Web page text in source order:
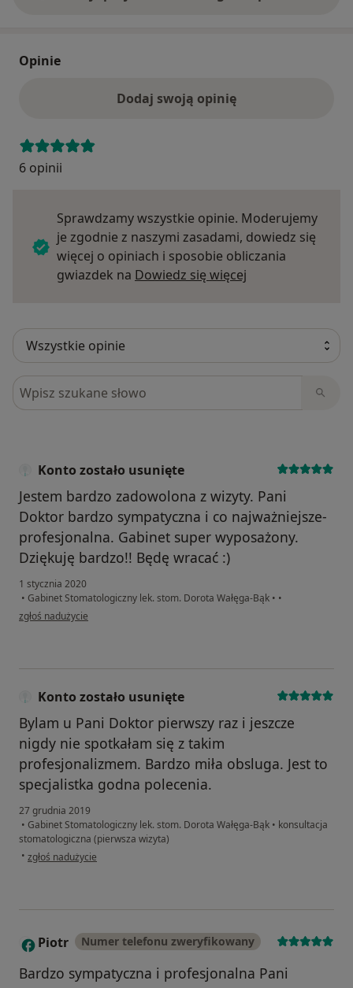
Opinie
Dodaj swoją opinię
6 opinii
Sprawdzamy wszystkie opinie. Moderujemy
je zgodnie z naszymi zasadami, dowiedz się
więcej o opiniach i sposobie obliczania
gwiazdek na Dowiedz się więcej
Szukaj w opiniach
Konto zostało usunięte
Jestem bardzo zadowolona z wizyty. Pani
Doktor bardzo sympatyczna i co najważniejsze-
profesjonalna. Gabinet super wyposażony.
Dziękuję bardzo!! Będę wracać :)
1 stycznia 2020
• Gabinet Stomatologiczny lek. stom. Dorota Wałęga-Bąk • •
w opinii użytkownika Konto zostało usunięte
zgłoś nadużycie
Konto zostało usunięte
Bylam u Pani Doktor pierwszy raz i jeszcze
nigdy nie spotkałam się z takim
profesjonalizmem. Bardzo miła obsluga. Jest to
specjalistka godna polecenia.
27 grudnia 2019
• Gabinet Stomatologiczny lek. stom. Dorota Wałęga-Bąk • konsultacja
stomatologiczna (pierwsza wizyta)
• w opinii użytkownika Konto zostało usunięte
zgłoś nadużycie
P Piotr Numer telefonu zweryfikowany
Bardzo sympatyczna i profesjonalna Pani